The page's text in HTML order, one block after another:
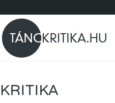
KRITIKA